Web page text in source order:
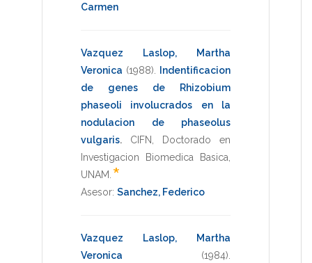
Carmen
Vazquez Laslop, Martha
Veronica (1988)
Indentificacion
de genes de Rhizobium
phaseoli involucrados en la
nodulacion de phaseolus
vulgaris. CIFN
Doctorado en
Investigacion Biomedica Basica
UNAM *
Asesor: Sanchez, Federico
Vazquez Laslop, Martha
Veronica
(1984)